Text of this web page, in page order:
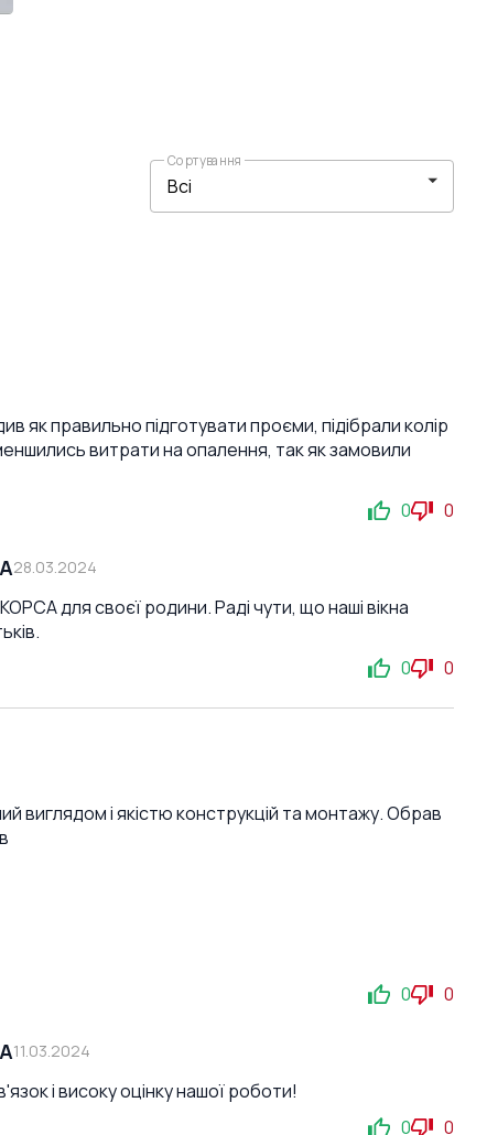
Сортування
як правильно підготувати проєми, підібрали колір
витрати на опалення, так як замовили
0 0
28.03.2024
для своєї родини. Раді чути, що наші вікна
0
0
виглядом і якістю конструкцій та монтажу. Обрав
0 0
11.03.2024
і високу оцінку нашої роботи!
0
0